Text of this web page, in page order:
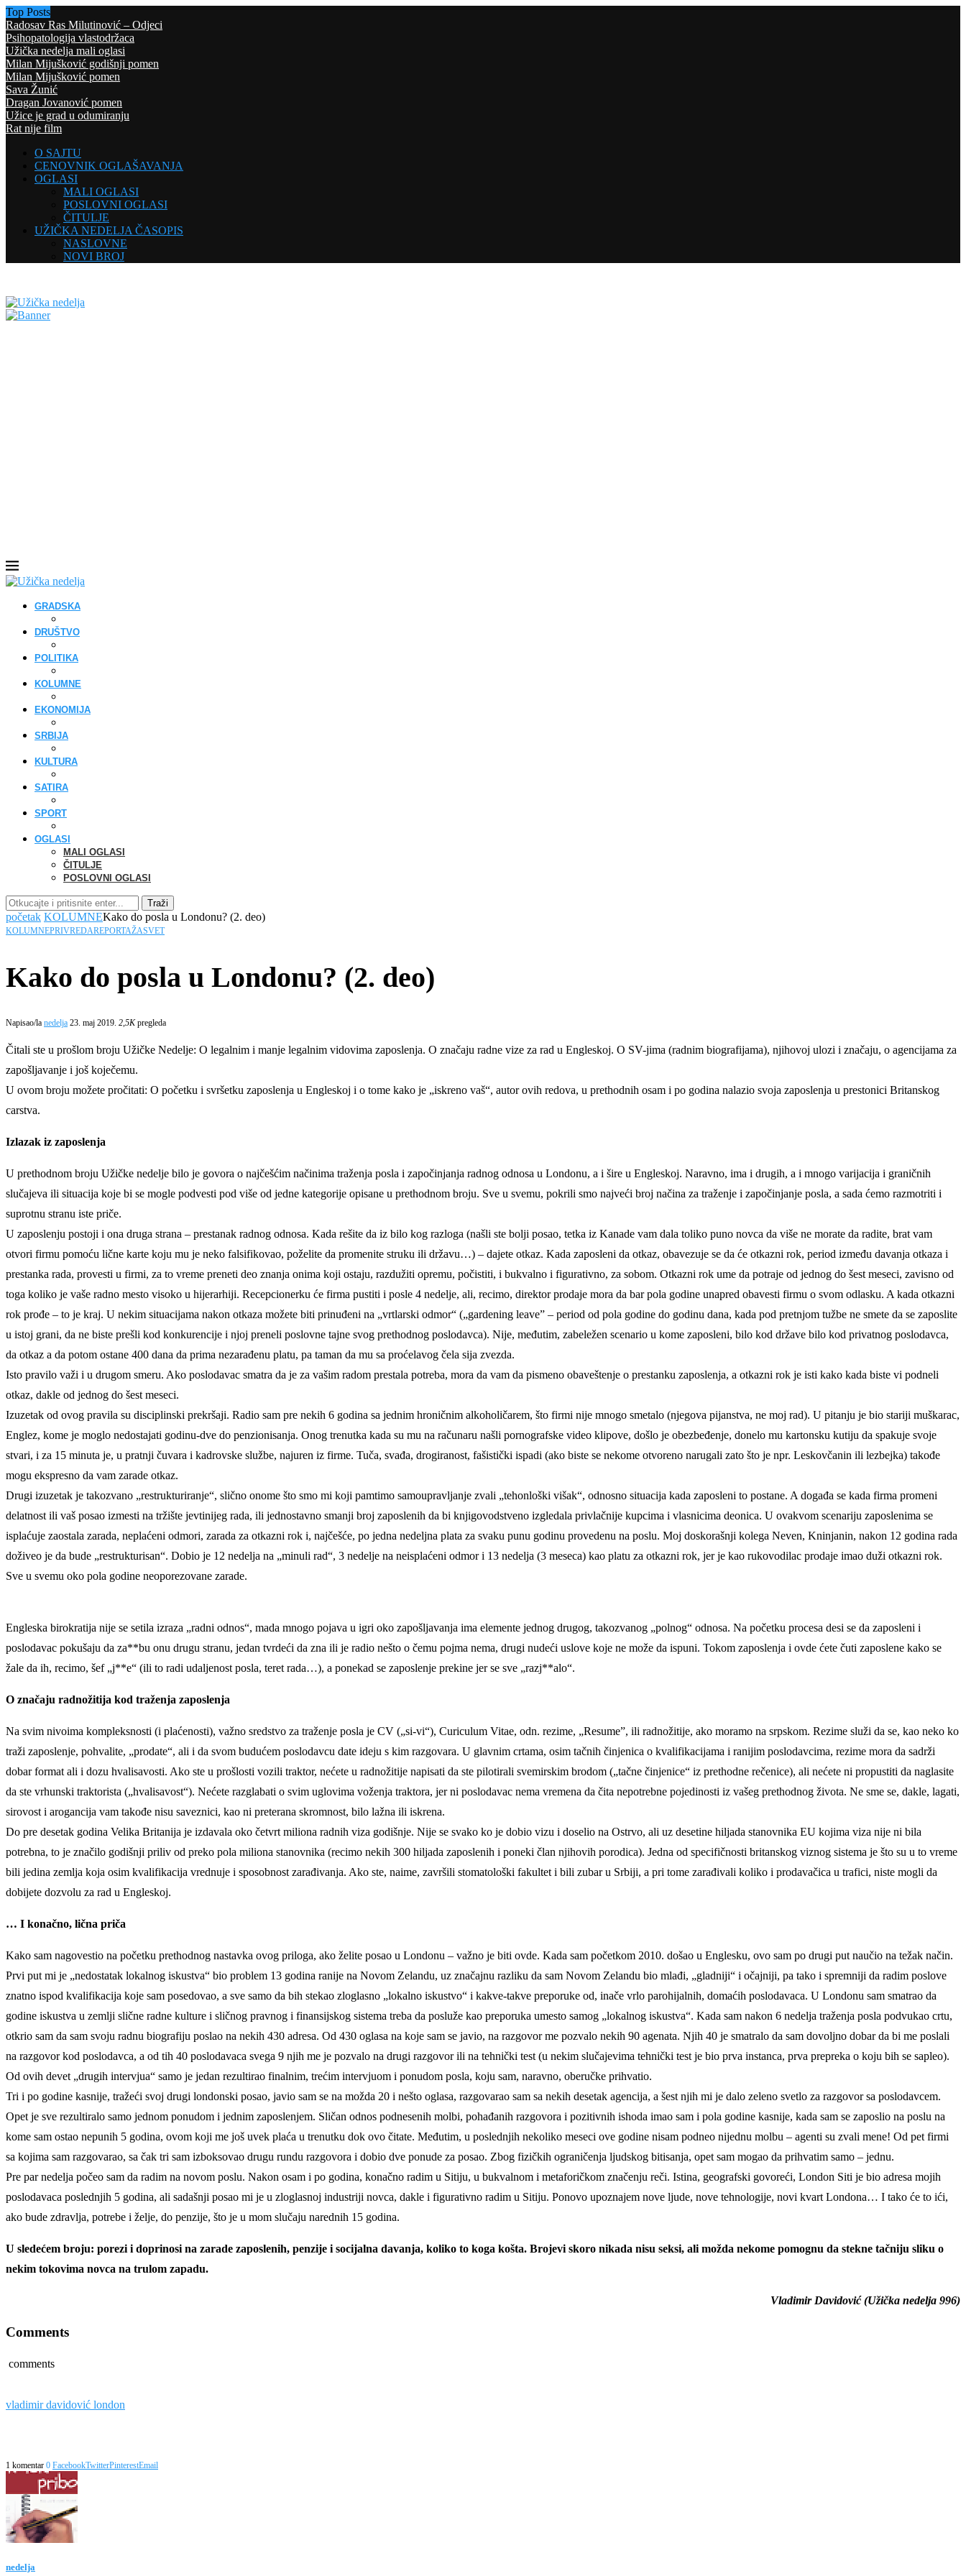
Top Posts
Radosav Ras Milutinović – Odjeci
Psihopatologija vlastodržaca
Užička nedelja mali oglasi
Milan Mijušković godišnji pomen
Milan Mijušković pomen
Sava Žunić
Dragan Jovanović pomen
Užice je grad u odumiranju
Rat nije film
O SAJTU
CENOVNIK OGLAŠAVANJA
OGLASI
MALI OGLASI
POSLOVNI OGLASI
ČITULJE
UŽIČKA NEDELJA ČASOPIS
NASLOVNE
NOVI BROJ
GRADSKA
DRUŠTVO
POLITIKA
KOLUMNE
EKONOMIJA
SRBIJA
KULTURA
SATIRA
SPORT
OGLASI
MALI OGLASI
ČITULJE
POSLOVNI OGLASI
Traži
početak KOLUMNEKako do posla u Londonu? (2. deo)
KOLUMNEPRIVREDAREPORTAŽASVET
Kako do posla u Londonu? (2. deo)
Napisao/la nedelja 23. maj 2019. 2,5Kpregleda
Čitali ste u prošlom broju Užičke Nedelje: O legalnim i manje legalnim vidovima zaposlenja. O značaju radne vize za rad u Engleskoj. O SV-jima (radnim biografijama), njihovoj ulozi i značaju, o agencijama za
zapošljavanje i još koječemu.
U ovom broju možete pročitati: O početku i svršetku zaposlenja u Engleskoj i o tome kako je „iskreno vaš“, autor ovih redova, u prethodnih osam i po godina nalazio svoja zaposlenja u prestonici Britanskog
carstva.
Izlazak iz zaposlenja
U prethodnom broju Užičke nedelje bilo je govora o najčešćim načinima traženja posla i započinjanja radnog odnosa u Londonu, a i šire u Engleskoj. Naravno, ima i drugih, a i mnogo varijacija i graničnih
slučajeva ili situacija koje bi se mogle podvesti pod više od jedne kategorije opisane u prethodnom broju. Sve u svemu, pokrili smo najveći broj načina za traženje i započinjanje posla, a sada ćemo razmotriti i
suprotnu stranu iste priče.
U zaposlenju postoji i ona druga strana – prestanak radnog odnosa. Kada rešite da iz bilo kog razloga (našli ste bolji posao, tetka iz Kanade vam dala toliko puno novca da više ne morate da radite, brat vam
otvori firmu pomoću lične karte koju mu je neko falsifikovao, poželite da promenite struku ili državu…) – dajete otkaz. Kada zaposleni da otkaz, obavezuje se da će otkazni rok, period između davanja otkaza i
prestanka rada, provesti u firmi, za to vreme preneti deo znanja onima koji ostaju, razdužiti opremu, počistiti, i bukvalno i figurativno, za sobom. Otkazni rok ume da potraje od jednog do šest meseci, zavisno od
toga koliko je vaše radno mesto visoko u hijerarhiji. Recepcionerku će firma pustiti i posle 4 nedelje, ali, recimo, direktor prodaje mora da bar pola godine unapred obavesti firmu o svom odlasku. A kada otkazni
rok prođe – to je kraj. U nekim situacijama nakon otkaza možete biti prinuđeni na „vrtlarski odmor“ („gardening leave” – period od pola godine do godinu dana, kada pod pretnjom tužbe ne smete da se zaposlite
u istoj grani, da ne biste prešli kod konkurencije i njoj preneli poslovne tajne svog prethodnog poslodavca). Nije, međutim, zabeležen scenario u kome zaposleni, bilo kod države bilo kod privatnog poslodavca,
da otkaz a da potom ostane 400 dana da prima nezarađenu platu, pa taman da mu sa proćelavog čela sija zvezda.
Isto pravilo važi i u drugom smeru. Ako poslodavac smatra da je za vašim radom prestala potreba, mora da vam da pismeno obaveštenje o prestanku zaposlenja, a otkazni rok je isti kako kada biste vi podneli
otkaz, dakle od jednog do šest meseci.
Izuzetak od ovog pravila su disciplinski prekršaji. Radio sam pre nekih 6 godina sa jednim hroničnim alkoholičarem, što firmi nije mnogo smetalo (njegova pijanstva, ne moj rad). U pitanju je bio stariji muškarac,
Englez, kome je moglo nedostajati godinu-dve do penzionisanja. Onog trenutka kada su mu na računaru našli pornografske video klipove, došlo je obezbeđenje, donelo mu kartonsku kutiju da spakuje svoje
stvari, i za 15 minuta je, u pratnji čuvara i kadrovske službe, najuren iz firme. Tuča, svađa, drogiranost, fašistički ispadi (ako biste se nekome otvoreno narugali zato što je npr. Leskovčanin ili lezbejka) takođe
mogu ekspresno da vam zarade otkaz.
Drugi izuzetak je takozvano „restrukturiranje“, slično onome što smo mi koji pamtimo samoupravljanje zvali „tehonloški višak“, odnosno situacija kada zaposleni to postane. A događa se kada firma promeni
delatnost ili vaš posao izmesti na tržište jevtinijeg rada, ili jednostavno smanji broj zaposlenih da bi knjigovodstveno izgledala privlačnije kupcima i vlasnicima deonica. U ovakvom scenariju zaposlenima se
isplaćuje zaostala zarada, neplaćeni odmori, zarada za otkazni rok i, najčešće, po jedna nedeljna plata za svaku punu godinu provedenu na poslu. Moj doskorašnji kolega Neven, Kninjanin, nakon 12 godina rada
doživeo je da bude „restrukturisan“. Dobio je 12 nedelja na „minuli rad“, 3 nedelje na neisplaćeni odmor i 13 nedelja (3 meseca) kao platu za otkazni rok, jer je kao rukovodilac prodaje imao duži otkazni rok.
Sve u svemu oko pola godine neoporezovane zarade.
Engleska birokratija nije se setila izraza „radni odnos“, mada mnogo pojava u igri oko zapošljavanja ima elemente jednog drugog, takozvanog „polnog“ odnosa. Na početku procesa desi se da zaposleni i
poslodavac pokušaju da za**bu onu drugu stranu, jedan tvrdeći da zna ili je radio nešto o čemu pojma nema, drugi nudeći uslove koje ne može da ispuni. Tokom zaposlenja i ovde ćete čuti zaposlene kako se
žale da ih, recimo, šef „j**e“ (ili to radi udaljenost posla, teret rada…), a ponekad se zaposlenje prekine jer se sve „razj**alo“.
O značaju radnožitija kod traženja zaposlenja
Na svim nivoima kompleksnosti (i plaćenosti), važno sredstvo za traženje posla je CV („si-vi“), Curiculum Vitae, odn. rezime, „Resume”, ili radnožitije, ako moramo na srpskom. Rezime služi da se, kao neko ko
traži zaposlenje, pohvalite, „prodate“, ali i da svom budućem poslodavcu date ideju s kim razgovara. U glavnim crtama, osim tačnih činjenica o kvalifikacijama i ranijim poslodavcima, rezime mora da sadrži
dobar format ali i dozu hvalisavosti. Ako ste u prošlosti vozili traktor, nećete u radnožitije napisati da ste pilotirali svemirskim brodom („tačne činjenice“ iz prethodne rečenice), ali nećete ni propustiti da naglasite
da ste vrhunski traktorista („hvalisavost“). Nećete razglabati o svim uglovima voženja traktora, jer ni poslodavac nema vremena da čita nepotrebne pojedinosti iz vašeg prethodnog života. Ne sme se, dakle, lagati,
sirovost i arogancija vam takođe nisu saveznici, kao ni preterana skromnost, bilo lažna ili iskrena.
Do pre desetak godina Velika Britanija je izdavala oko četvrt miliona radnih viza godišnje. Nije se svako ko je dobio vizu i doselio na Ostrvo, ali uz desetine hiljada stanovnika EU kojima viza nije ni bila
potrebna, to je značilo godišnji priliv od preko pola miliona stanovnika (recimo nekih 300 hiljada zaposlenih i poneki član njihovih porodica). Jedna od specifičnosti britanskog viznog sistema je što su u to vreme
bili jedina zemlja koja osim kvalifikacija vrednuje i sposobnost zarađivanja. Ako ste, naime, završili stomatološki fakultet i bili zubar u Srbiji, a pri tome zarađivali koliko i prodavačica u trafici, niste mogli da
dobijete dozvolu za rad u Engleskoj.
… I konačno, lična priča
Kako sam nagovestio na početku prethodnog nastavka ovog priloga, ako želite posao u Londonu – važno je biti ovde. Kada sam početkom 2010. došao u Englesku, ovo sam po drugi put naučio na težak način.
Prvi put mi je „nedostatak lokalnog iskustva“ bio problem 13 godina ranije na Novom Zelandu, uz značajnu razliku da sam Novom Zelandu bio mlađi, „gladniji“ i očajniji, pa tako i spremniji da radim poslove
znatno ispod kvalifikacija koje sam posedovao, a sve samo da bih stekao zloglasno „lokalno iskustvo“ i kakve-takve preporuke od, inače vrlo parohijalnih, domaćih poslodavaca. U Londonu sam smatrao da
godine iskustva u zemlji slične radne kulture i sličnog pravnog i finansijskog sistema treba da posluže kao preporuka umesto samog „lokalnog iskustva“. Kada sam nakon 6 nedelja traženja posla podvukao crtu,
otkrio sam da sam svoju radnu biografiju poslao na nekih 430 adresa. Od 430 oglasa na koje sam se javio, na razgovor me pozvalo nekih 90 agenata. Njih 40 je smatralo da sam dovoljno dobar da bi me poslali
na razgovor kod poslodavca, a od tih 40 poslodavaca svega 9 njih me je pozvalo na drugi razgovor ili na tehnički test (u nekim slučajevima tehnički test je bio prva instanca, prva prepreka o koju bih se sapleo).
Od ovih devet „drugih intervjua“ samo je jedan rezultirao finalnim, trećim intervjuom i ponudom posla, koju sam, naravno, oberučke prihvatio.
Tri i po godine kasnije, tražeći svoj drugi londonski posao, javio sam se na možda 20 i nešto oglasa, razgovarao sam sa nekih desetak agencija, a šest njih mi je dalo zeleno svetlo za razgovor sa poslodavcem.
Opet je sve rezultiralo samo jednom ponudom i jednim zaposlenjem. Sličan odnos podnesenih molbi, pohađanih razgovora i pozitivnih ishoda imao sam i pola godine kasnije, kada sam se zaposlio na poslu na
kome sam ostao nepunih 5 godina, ovom koji me još uvek plaća u trenutku dok ovo čitate. Međutim, u poslednjih nekoliko meseci ove godine nisam podneo nijednu molbu – agenti su zvali mene! Od pet firmi
sa kojima sam razgovarao, sa čak tri sam izboksovao drugu rundu razgovora i dobio dve ponude za posao. Zbog fizičkih ograničenja ljudskog bitisanja, opet sam mogao da prihvatim samo – jednu.
Pre par nedelja počeo sam da radim na novom poslu. Nakon osam i po godina, konačno radim u Sitiju, u bukvalnom i metaforičkom značenju reči. Istina, geografski govoreći, London Siti je bio adresa mojih
poslodavaca poslednjih 5 godina, ali sadašnji posao mi je u zloglasnoj industriji novca, dakle i figurativno radim u Sitiju. Ponovo upoznajem nove ljude, nove tehnologije, novi kvart Londona… I tako će to ići,
ako bude zdravlja, potrebe i želje, do penzije, što je u mom slučaju narednih 15 godina.
U sledećem broju: porezi i doprinosi na zarade zaposlenih, penzije i socijalna davanja, koliko to koga košta. Brojevi skoro nikada nisu seksi, ali možda nekome pomognu da stekne tačniju sliku o
nekim tokovima novca na trulom zapadu.
Vladimir Davidović (Užička nedelja 996)
Comments
comments
vladimir davidović london
1 komentar 0 FacebookTwitterPinterestEmail
nedelja